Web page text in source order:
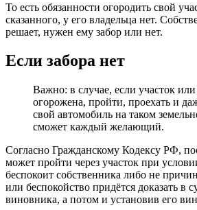
То есть обязанности огородить свой
сказанного, у его владельца нет.
решает, нужен ему забор или нет.
Если забора нет
Важно: в случае, если участок или
огорожена, пройти, проехать и
свой автомобиль на таком
сможет каждый желающий.
Согласно Гражданскому Кодексу РФ,
может пройти через участок при
беспокоит собственника либо не
или беспокойство придётся доказать в
виновника, а потом и установив его